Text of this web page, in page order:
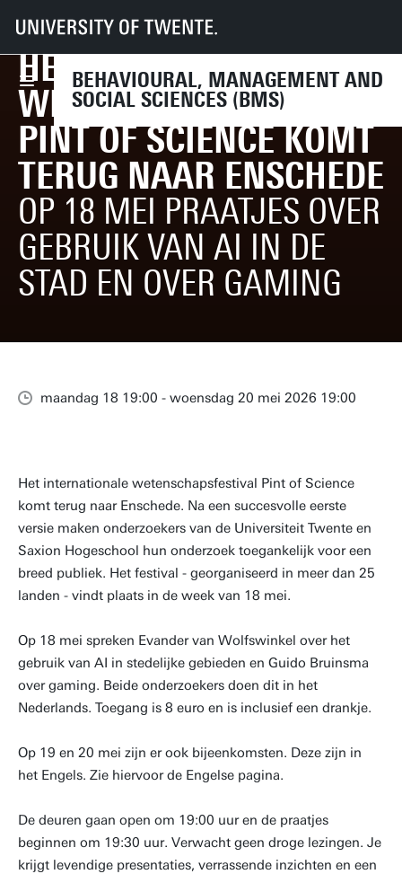
BEHAVIOURAL, MANAGEMENT AND
SOCIAL SCIENCES (BMS)
UT Faculteiten BMS
Agenda
Het wetenschapsfestival Pint of Science komt terug naar Enschede
HET
WETENSCHAPSFESTIVAL
PINT OF SCIENCE KOMT
TERUG NAAR ENSCHEDE
OP 18 MEI PRAATJES OVER
GEBRUIK VAN AI IN DE
STAD EN OVER GAMING
maandag 18 19:00 - woensdag 20 mei 2026 19:00
Het internationale wetenschapsfestival Pint of Science
komt terug naar Enschede. Na een succesvolle eerste
versie maken onderzoekers van de Universiteit Twente en
Saxion Hogeschool hun onderzoek toegankelijk voor een
breed publiek. Het festival - georganiseerd in meer dan 25
landen - vindt plaats in de week van 18 mei.
Op 18 mei spreken Evander van Wolfswinkel over het
gebruik van AI in stedelijke gebieden en Guido Bruinsma
over gaming. Beide onderzoekers doen dit in het
Nederlands. Toegang is 8 euro en is inclusief een drankje.
Op 19 en 20 mei zijn er ook bijeenkomsten. Deze zijn in
het Engels. Zie hiervoor de Engelse pagina.
De deuren gaan open om 19:00 uur en de praatjes
beginnen om 19:30 uur. Verwacht geen droge lezingen. Je
krijgt levendige presentaties, verrassende inzichten en een